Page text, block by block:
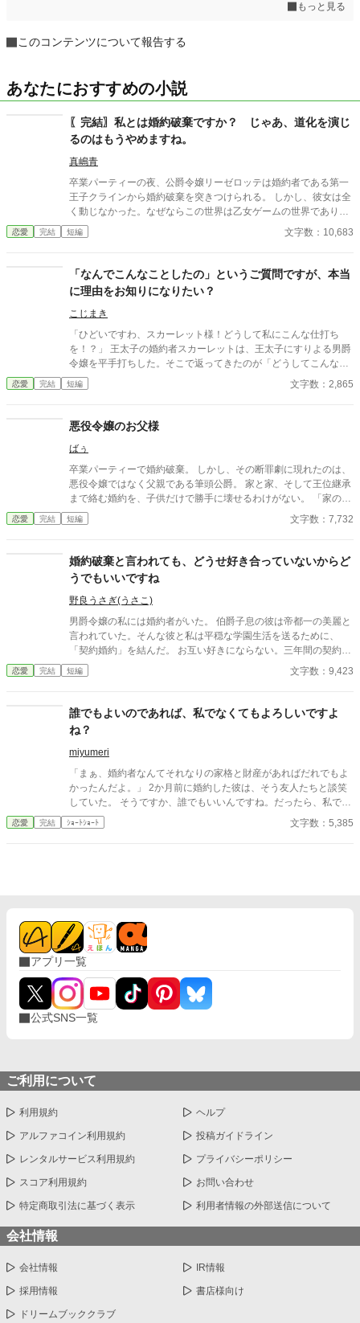
もっと見る
このコンテンツについて報告する
あなたにおすすめの小説
〖完結〗私とは婚約破棄ですか？ じゃあ、道化を演じ
るのはもうやめますね。
真嶋青
卒業パーティーの夜、公爵令嬢リーゼロッテは婚約者である第一
王子クラインから婚約破棄を突きつけられる。 しかし、彼女は全
く動じなかった。なぜならこの世界は乙女ゲームの世界であり、
今日この「断罪イベント」が起こることを前世の記憶から知って
いたからだ。 「私とは婚約破棄ですか？ 承知いたしました。―
拠と証人を次々と提示し、王子の言いがかりを公衆の面前で華麗
に論破していく。 ※カクヨム、小説家になろうにも掲載していま
す。
恋愛 完結 短編 文字数：10,683
「なんでこんなことしたの」というご質問ですが、本当
に理由をお知りになりたい？
こじまき
「ひどいですわ、スカーレット様！どうして私にこんな仕打ち
を！？」 王太子の婚約者スカーレットは、王太子にすりよる男爵
令嬢を平手打ちした。そこで返ってきたのが「どうしてこんなこ
とを」という質問である。 わからないなら、丁寧にご説明して差
し上げるわ。でも、本当に大丈夫かしら。 ――全部説明された
恋愛 完結 短編 文字数：2,865
悪役令嬢のお父様
ばぅ
卒業パーティーで婚約破棄。 しかし、その断罪劇に現れたのは、
悪役令嬢ではなく父親である筆頭公爵。 家と家、そして王位継承
まで絡む婚約を、子供だけで勝手に壊せるわけがない。 「家の話
であれば、私を通していただこうか」 その一言で、恋に酔った王
太子の“物語”は終わりを告げて――！？ これは、婚約破棄を現実
話。
恋愛 完結 短編 文字数：7,732
婚約破棄と言われても、どうせ好き合っていないからど
うでもいいですね
野良うさぎ(うさこ)
男爵令嬢の私には婚約者がいた。 伯爵子息の彼は帝都一の美麗と
言われていた。そんな彼と私は平穏な学園生活を送るために、
「契約婚約」を結んだ。 お互い好きにならない。三年間の契約。
それなのに、彼は私の前からいなくなった。婚約破棄を言い渡さ
れて……。 でも私たちは好きあっていない。だから、別にどうで
恋愛 完結 短編 文字数：9,423
誰でもよいのであれば、私でなくてもよろしいですよ
ね？
miyumeri
「まぁ、婚約者なんてそれなりの家格と財産があればだれでもよ
かったんだよ。」 2か月前に婚約した彼は、そう友人たちと談笑
していた。 そうですか、誰でもいいんですね。だったら、私でな
くてもよいですよね？ 最初、この馬鹿子息を主人公に書いていた
のですが なんだか、先にこのお嬢様のお話を書いたほうが 彼の心
恋愛 完結 ｼｮｰﾄｼｮｰﾄ 文字数：5,385
アプリ一覧
公式SNS一覧
ご利用について
利用規約 ヘルプ
アルファコイン利用規約 投稿ガイドライン
レンタルサービス利用規約 プライバシーポリシー
スコア利用規約 お問い合わせ
特定商取引法に基づく表示 利用者情報の外部送信について
会社情報
会社情報 IR情報
採用情報 書店様向け
ドリームブッククラブ